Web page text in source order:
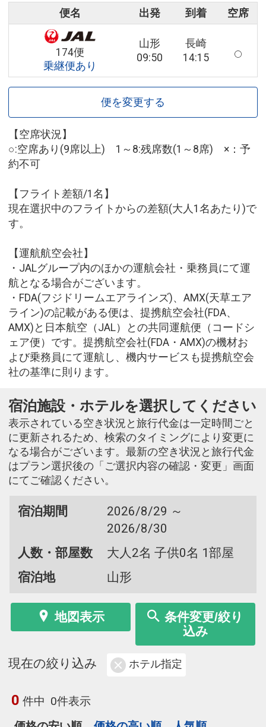
便名 出発 到着 空席
174便
乗継便あり
山形
09:50
長崎
14:15
便を変更する
【空席状況】
○:空席あり(9席以上) 1～8:残席数(1～8席) ×：予
約不可
【フライト差額/1名】
現在選択中のフライトからの差額(大人1名あたり)で
す。
【運航航空会社】
・JALグループ内のほかの運航会社・乗務員にて運
航となる場合がございます。
・FDA(フジドリームエアラインズ)、AMX(天草エア
ライン)の記載がある便は、提携航空会社(FDA、
AMX)と日本航空（JAL）との共同運航便（コードシ
ェア便）です。提携航空会社(FDA・AMX)の機材お
よび乗務員にて運航し、機内サービスも提携航空会
社の基準に則ります。
宿泊施設・ホテルを選択してください
表示されている空き状況と旅行代金は一定時間ごと
に更新されるため、検索のタイミングにより変更に
なる場合がございます。最新の空き状況と旅行代金
はプラン選択後の「ご選択内容の確認・変更」画面
にてご確認ください。
宿泊期間
2026/8/29 ～
2026/8/30
人数・部屋数
大人2名 子供0名 1部屋
宿泊地
山形
地図表示
条件変更/絞り
込み
現在の絞り込み ホテル指定
0 件中 0件表示